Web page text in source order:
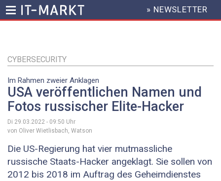
Inhalt
HEADER
MENU
» NEWSLETTER
CYBERSECURITY
Im Rahmen zweier Anklagen
USA veröffentlichen Namen und
Fotos russischer Elite-Hacker
Di 29.03.2022 - 09:50 Uhr
von Oliver Wietlisbach, Watson
Die US-Regierung hat vier mutmassliche
russische Staats-Hacker angeklagt. Sie sollen von
2012 bis 2018 im Auftrag des Geheimdienstes